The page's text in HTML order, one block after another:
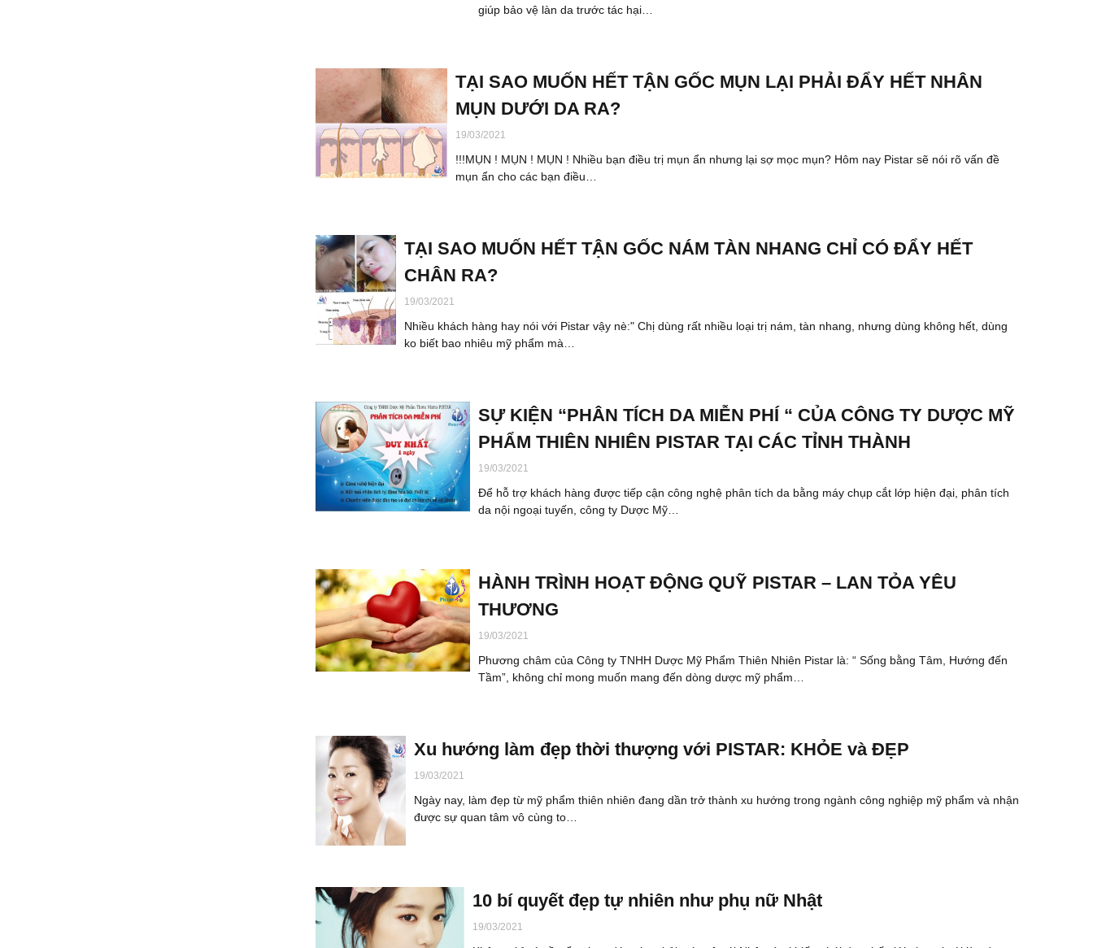
giúp bảo vệ làn da trước tác hại…
TẠI SAO MUỐN HẾT TẬN GỐC MỤN LẠI PHẢI ĐẨY HẾT NHÂN
MỤN DƯỚI DA RA?
19/03/2021
!!!MỤN ! MỤN ! MỤN ! Nhiều bạn điều trị mụn ẩn nhưng lại sợ mọc mụn? Hôm nay Pistar sẽ nói rõ vấn đề
mụn ẩn cho các bạn điều…
TẠI SAO MUỐN HẾT TẬN GỐC NÁM TÀN NHANG CHỈ CÓ ĐẨY HẾT
CHÂN RA?
19/03/2021
Nhiều khách hàng hay nói với Pistar vậy nè:" Chị dùng rất nhiều loại trị nám, tàn nhang, nhưng dùng không hết, dùng
ko biết bao nhiêu mỹ phẩm mà…
SỰ KIỆN “PHÂN TÍCH DA MIỄN PHÍ “ CỦA CÔNG TY DƯỢC MỸ
PHẨM THIÊN NHIÊN PISTAR TẠI CÁC TỈNH THÀNH
19/03/2021
Để hỗ trợ khách hàng được tiếp cận công nghệ phân tích da bằng máy chụp cắt lớp hiện đại, phân tích
da nội ngoại tuyến, công ty Dược Mỹ…
HÀNH TRÌNH HOẠT ĐỘNG QUỸ PISTAR – LAN TỎA YÊU
THƯƠNG
19/03/2021
Phương châm của Công ty TNHH Dược Mỹ Phẩm Thiên Nhiên Pistar là: “ Sống bằng Tâm, Hướng đến
Tầm”, không chỉ mong muốn mang đến dòng dược mỹ phẩm…
Xu hướng làm đẹp thời thượng với PISTAR: KHỎE và ĐẸP
19/03/2021
Ngày nay, làm đẹp từ mỹ phẩm thiên nhiên đang dần trở thành xu hướng trong ngành công nghiệp mỹ phẩm và nhận
được sự quan tâm vô cùng to…
10 bí quyết đẹp tự nhiên như phụ nữ Nhật
19/03/2021